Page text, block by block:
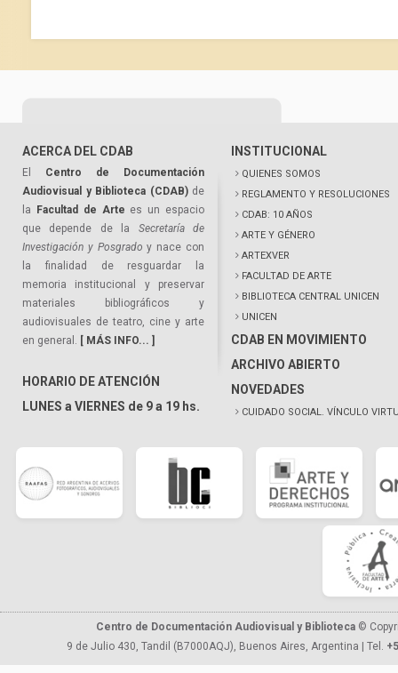
ACERCA DEL CDAB
El Centro de Documentación
Audiovisual y Biblioteca (CDAB)de
la
Facultad de Arte es un espacio
que depende de la Secretaría de
Investigación y Posgrado y nace con
la finalidad de resguardar la
memoria institucional y preservar
materiales bibliográficos y
audiovisuales de teatro, cine y arte
en general. [ MÁS INFO... ]
HORARIO DE ATENCIÓN
LUNES a VIERNES de 9 a 19 hs.
INSTITUCIONAL
QUIENES SOMOS
REGLAMENTO Y RESOLUCIONES
CDAB: 10 AÑOS
ARTE Y GÉNERO
ARTEXVER
FACULTAD DE ARTE
BIBLIOTECA CENTRAL UNICEN
UNICEN
CDAB EN MOVIMIENTO
ARCHIVO ABIERTO
NOVEDADES
CUIDADO SOCIAL. VÍNCULO
Centro de Documentación Audiovisual y Biblioteca ©
9 de Julio 430, Tandil (B7000AQJ), Buenos Aires, Argentina | Tel.